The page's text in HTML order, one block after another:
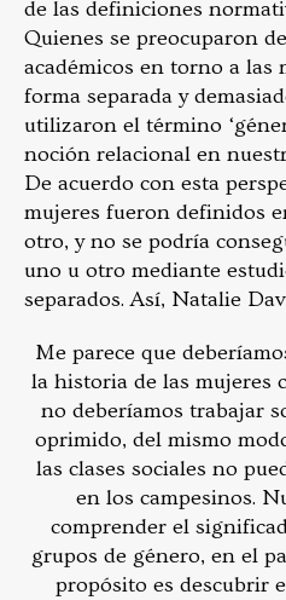
de las definiciones
Quienes se preocuparon
académicos en torno a las
forma separada y
utilizaron el término
noción relacional en
De acuerdo con esta
mujeres fueron definidos
otro, y no se podría
uno u otro mediante
separados. Así, Natalie
Me parece que
la historia de las mujeres
no deberíamos trabajar
oprimido, del mismo
las clases sociales no
en los campesinos.
comprender el
grupos de género, en el
propósito es descubrir